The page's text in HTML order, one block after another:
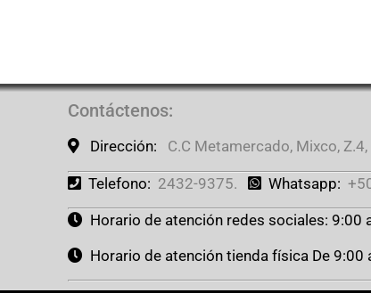
Contáctenos:
Dirección: C.C Metamercado, Mixco,
Telefono: 2432-9375. Whatsapp:
Horario de atención redes sociales: 9:00
Horario de atención tienda física De 9:00